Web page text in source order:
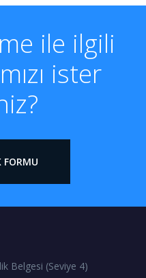
ile ilgili
ister
FORMU
Belgesi (Seviye 4)